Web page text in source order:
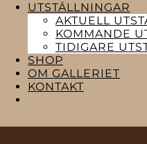
UTSTÄLLNINGAR
AKTUELL
KOMMANDE
TIDIGARE
SHOP
OM GALLERIET
KONTAKT